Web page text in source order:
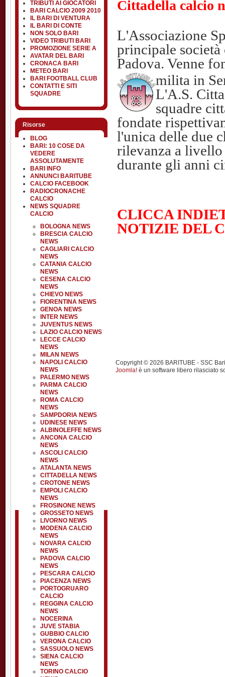
TRIBUTI AI GIOCATORI
BARI CALCIO 2009 2010
IL BARI DI VENTURA
IL BARI DI CONTE
NON SOLO BARI
VIDEO TRIBUTI BARI
PROMOZIONE SERIE A
AVATAR DEL BARI
CRONACA BARI
METEO BARI
BARI FOOTBALL CLUB
CONTATTI E SITI
SQUADRE
Risorse
BLOG
BARI: 10 COSE DA
VEDERE
ASSOLUTAMENTE
BARI INFO
ANNUNCI BARITUBE
CALCIO FACEBOOK
RADIOCRONACHE
CALCIO
NEWS SQUADRE
CALCIO
BOLOGNA NEWS
BRESCIA CALCIO
NEWS
CAGLIARI CALCIO
NEWS
CATANIA CALCIO
NEWS
CESENA CALCIO
NEWS
CHIEVO NEWS
FIORENTINA NEWS
GENOA NEWS
INTER NEWS
JUVENTUS NEWS
LAZIO CALCIO NEWS
LECCE CALCIO
NEWS
MILAN NEWS
NAPOLI CALCIO
NEWS
PALERMO NEWS
PARMA CALCIO
NEWS
ROMA CALCIO
NEWS
SAMPDORIA NEWS
UDINESE NEWS
ALBINOLEFFE NEWS
ANCONA CALCIO
NEWS
ASCOLI CALCIO
NEWS
ATALANTA NEWS
CITTADELLA NEWS
CROTONE NEWS
EMPOLI CALCIO
NEWS
FROSINONE NEWS
GROSSETO NEWS
LIVORNO NEWS
MODENA CALCIO
NEWS
NOVARA CALCIO
NEWS
PADOVA CALCIO
NEWS
PESCARA CALCIO
PIACENZA NEWS
PORTOGRUARO
CALCIO
REGGINA CALCIO
NEWS
NOCERINA
JUVE STABIA
GUBBIO CALCIO
VERONA CALCIO
SASSUOLO NEWS
SIENA CALCIO
NEWS
TORINO CALCIO
Cittadella calcio
L'Associazione
principale
Padova. Venne
milita in
L'A.S.
squadre
fondate
l'unica delle due
rilevanza a
durante gli anni
CLICCA
NOTIZIE DEL
Copyright © 2026 BARITUBE - SSC
Joomla! è un software libero rilasciato